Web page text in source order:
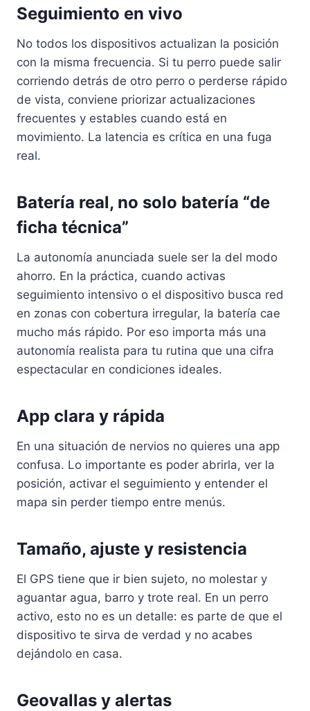
Seguimiento en vivo
No todos los dispositivos actualizan la posición
con la misma frecuencia. Si tu perro puede salir
corriendo detrás de otro perro o perderse rápido
de vista, conviene priorizar actualizaciones
frecuentes y estables cuando está en
movimiento. La latencia es crítica en una fuga
real.
Batería real, no solo batería “de
ficha técnica”
La autonomía anunciada suele ser la del modo
ahorro. En la práctica, cuando activas
seguimiento intensivo o el dispositivo busca red
en zonas con cobertura irregular, la batería cae
mucho más rápido. Por eso importa más una
autonomía realista para tu rutina que una cifra
espectacular en condiciones ideales.
App clara y rápida
En una situación de nervios no quieres una app
confusa. Lo importante es poder abrirla, ver la
posición, activar el seguimiento y entender el
mapa sin perder tiempo entre menús.
Tamaño, ajuste y resistencia
El GPS tiene que ir bien sujeto, no molestar y
aguantar agua, barro y trote real. En un perro
activo, esto no es un detalle: es parte de que el
dispositivo te sirva de verdad y no acabes
dejándolo en casa.
Geovallas y alertas